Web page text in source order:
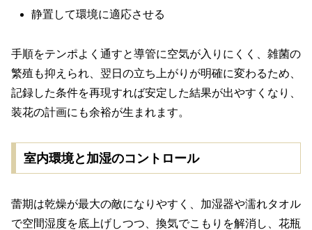
静置して環境に適応させる
手順をテンポよく通すと導管に空気が入りにくく、雑菌の
繁殖も抑えられ、翌日の立ち上がりが明確に変わるため、
記録した条件を再現すれば安定した結果が出やすくなり、
装花の計画にも余裕が生まれます。
室内環境と加湿のコントロール
蕾期は乾燥が最大の敵になりやすく、加湿器や濡れタオル
で空間湿度を底上げしつつ、換気でこもりを解消し、花瓶